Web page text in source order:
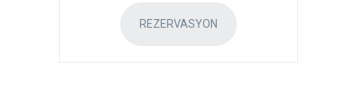
REZERVASYON